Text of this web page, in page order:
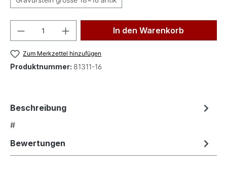
Produkt Anzahl: Gib den gewünschten
In den Warenkorb
Zum Merkzettel hinzufügen
Produktnummer: 81311-16
Beschreibung
#
Bewertungen